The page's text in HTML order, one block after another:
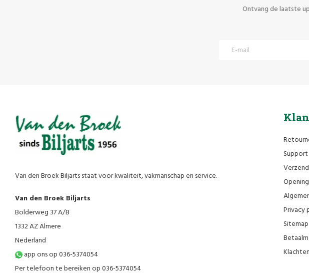
Ontvang de laatste
Van den Broek Biljarts staat voor kwaliteit, vakmanschap en service.
Van den Broek Biljarts
Bolderweg 37 A/B
1332 AZ Almere
Nederland
app ons op 036-5374054
Per telefoon te bereiken op 036-5374054
Support
Privacy
Sitemap
Klachten